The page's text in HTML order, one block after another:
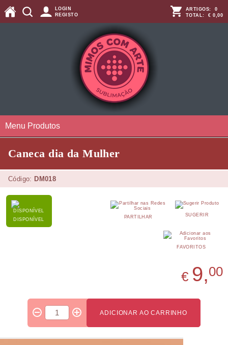
LOGIN
REGISTO
ARTIGOS: 0
TOTAL: € 0,00
Menu Produtos
Caneca dia da Mulher
Código: DM018
DISPONÍVEL
SUGERIR
PARTILHAR
FAVORITOS
€ 9,00
ADICIONAR AO CARRINHO